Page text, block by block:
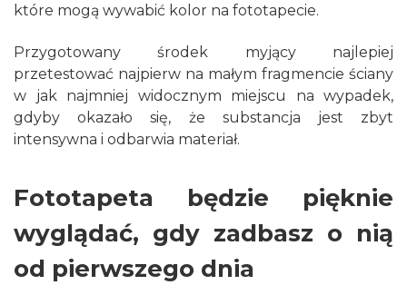
które mogą wywabić kolor na fototapecie.
Przygotowany środek myjący najlepiej
przetestować najpierw na małym fragmencie ściany
w jak najmniej widocznym miejscu na wypadek,
gdyby okazało się, że substancja jest zbyt
intensywna i odbarwia materiał.
Fototapeta będzie pięknie
wyglądać, gdy zadbasz o nią
od pierwszego dnia